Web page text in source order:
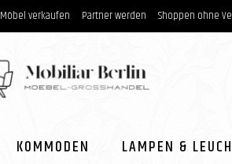
Möbelverkaufen Partnerwerden Shoppen ohne
KOMMODEN LAMPEN &